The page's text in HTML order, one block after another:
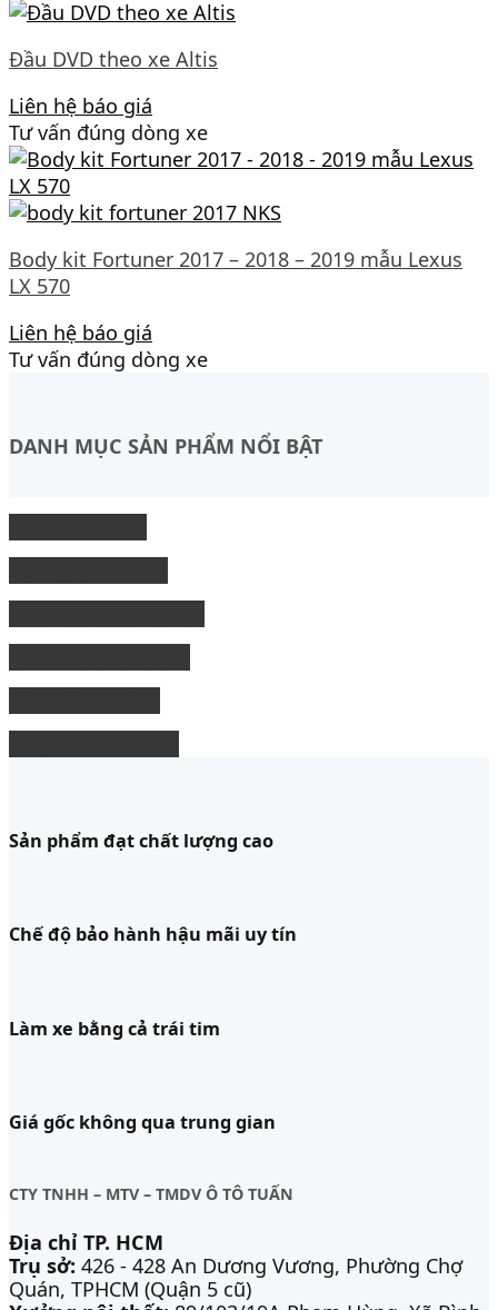
Đầu DVD theo xe Altis
Liên hệ báo giá
Tư vấn đúng dòng xe
Body kit Fortuner 2017 – 2018 – 2019 mẫu Lexus
LX 570
Liên hệ báo giá
Tư vấn đúng dòng xe
DANH MỤC SẢN PHẨM NỔI BẬT
Sản phẩm đạt chất lượng cao
Chế độ bảo hành hậu mãi uy tín
Làm xe bằng cả trái tim
Giá gốc không qua trung gian
CTY TNHH – MTV – TMDV Ô TÔ TUẤN
Địa chỉ TP. HCM
Trụ sở: 426 - 428 An Dương Vương, Phường Chợ
Quán, TPHCM (Quận 5 cũ)